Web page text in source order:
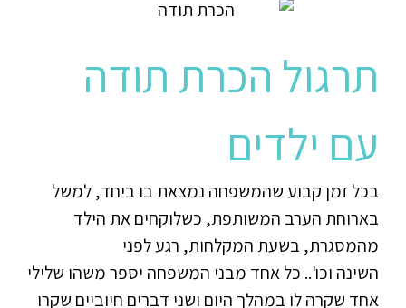
תרגול הכרת תודה
עם ילדים
בכל זמן קבוע שהמשפחה נמצאת בו ביחד, למשל
בארוחת הערב המשותפת, כשלוקחים את הילד
מהמסגרת, בשעת המקלחות, רגע לפני
השינה וכו'.. כל אחד מבני המשפחה יספר משהו שלילי
אחד שקרה לו במהלך היום ושני דברים חיוביים שקרו